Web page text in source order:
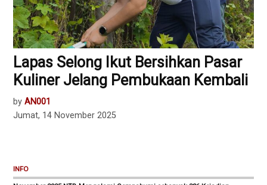
Lapas Selong Ikut Bersihkan Pasar
Kuliner Jelang Pembukaan Kembali
by AN001
Jumat, 14 November 2025
INFO